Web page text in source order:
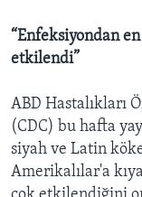
“Enfeksiyondan
etkilendi”
ABD Hastalıkları
(CDC) bu hafta
siyah ve Latin
Amerikalılar'a